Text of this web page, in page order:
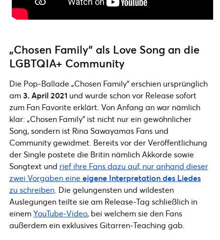
„Chosen Family“ als Love Song an die
LGBTQIA+ Community
Die Pop-Ballade „Chosen Family“ erschien ursprünglich
am3. April 2021 und wurde schon vor Release sofort
zum Fan Favorite erklärt. Von Anfang an war nämlich
klar: „Chosen Family“ ist nicht nur ein gewöhnlicher
Song, sondern ist Rina Sawayamas Fans und
Community gewidmet. Bereits vor der Veröffentlichung
der Single postete die Britin nämlich Akkorde sowie
Songtext und rief ihre Fans dazu auf, nur anhand dieser
zwei Vorgaben eineeigene Interpretation des Liedes
zu schreiben . Die gelungensten und wildesten
Auslegungen teilte sie am Release-Tag schließlich in
einemYouTube-Video, bei welchem sie den Fans
außerdem ein exklusives Gitarren-Teaching gab.